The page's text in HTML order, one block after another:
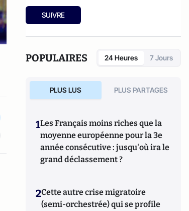
SUIVRE
POPULAIRES 24 Heures 7 Jours
PLUS LUS PLUS PARTAGES
1Les Français moins riches que la
moyenne européenne pour la 3e
année consécutive : jusqu'où ira le
grand déclassement ?
2Cette autre crise migratoire
(semi-orchestrée) qui se profile